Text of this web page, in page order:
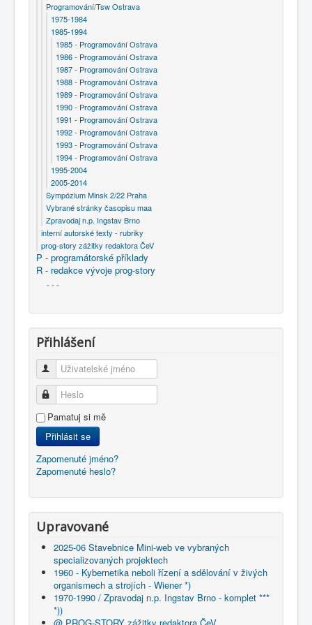
Programování/Tsw Ostrava
1975-1984
1985-1994
1985 - Programování Ostrava
1986 - Programování Ostrava
1987 - Programování Ostrava
1988 - Programování Ostrava
1989 - Programování Ostrava
1990 - Programování Ostrava
1991 - Programování Ostrava
1992 - Programování Ostrava
1993 - Programování Ostrava
1994 - Programování Ostrava
1995-2004
2005-2014
Sympózium Minsk 2/22 Praha
Vybrané stránky časopisu maa
Zpravodaj n.p. Ingstav Brno
interní autorské texty - rubriky
prog-story zážitky redaktora ČeV
P - programátorské příklady
R - redakce vývoje prog-story
- - -
Přihlášení
Uživatelské jméno
Heslo
Pamatuj si mě
Přihlásit se
Zapomenuté jméno?
Zapomenuté heslo?
Upravované
2025-06 Stavebnice Mini-web ve vybraných
specializovaných projektech
1960 - Kybernetika neboli řízení a sdělování v živých
organismech a strojích - Wiener *)
1970-1990 / Zpravodaj n.p. Ingstav Brno - komplet ***
*))